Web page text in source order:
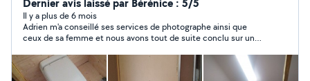
Il y a plus de 6 mois
Adrien m'a conseillé ses services de photographe ainsi que
ceux de sa femme et nous avons tout de suite conclu sur une